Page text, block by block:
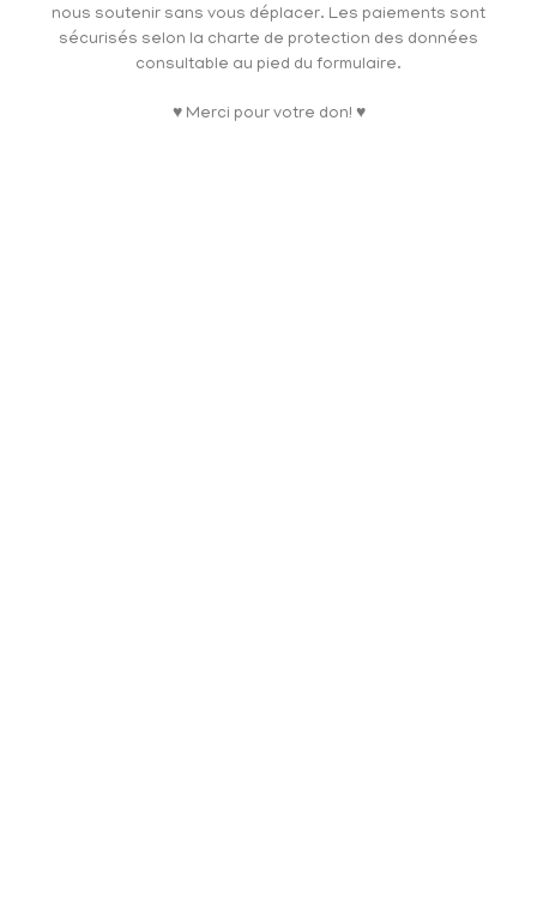
nous soutenir sans vous déplacer. Les paiements sont
sécurisés selon la charte de protection des données
consultable au pied du formulaire.
♥ Merci pour votre don! ♥